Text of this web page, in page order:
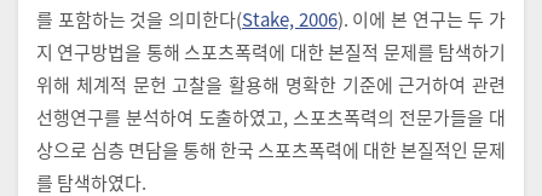
를 포함하는 것을 의미한다(Stake, 2006). 이에 본 연구는 두 가
지 연구방법을 통해 스포츠폭력에 대한 본질적 문제를 탐색하기
위해 체계적 문헌 고찰을 활용해 명확한 기준에 근거하여 관련
선행연구를 분석하여 도출하였고, 스포츠폭력의 전문가들을 대
상으로 심층 면담을 통해 한국 스포츠폭력에 대한 본질적인 문제
를 탐색하였다.